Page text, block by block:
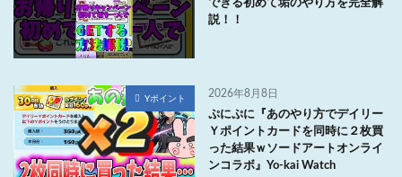
できる初めて垢のやり方を完全解
説！！
Yポイント 2026年8月8日
ぷにぷに『あのやり方でデイリー
Ｙポイントカードを同時に２枚買
った結果ｗソードアートオンライ
ンコラボ』Yo-kai Watch